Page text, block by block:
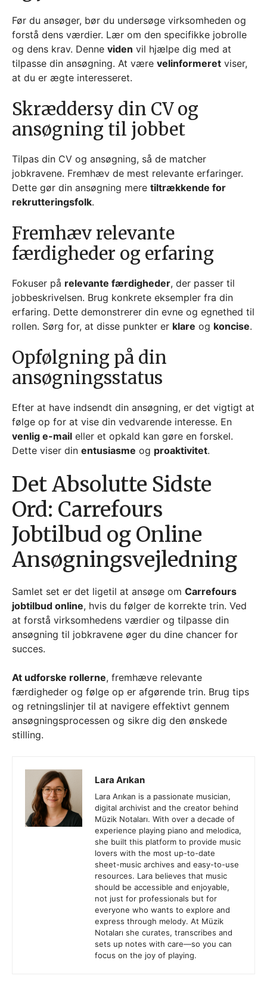
Før du ansøger, bør du undersøge virksomheden og
forstå dens værdier. Lær om den specifikke jobrolle
og dens krav. Denne viden vil hjælpe dig med at
tilpasse din ansøgning. At være velinformeret viser,
at du er ægte interesseret.
Skræddersy din CV og
ansøgning til jobbet
Tilpas din CV og ansøgning, så de matcher
jobkravene. Fremhæv de mest relevante erfaringer.
Dette gør din ansøgning mere tiltrækkende for
rekrutteringsfolk.
Fremhæv relevante
færdigheder og erfaring
Fokuser på relevante færdigheder, der passer til
jobbeskrivelsen. Brug konkrete eksempler fra din
erfaring. Dette demonstrerer din evne og egnethed til
rollen. Sørg for, at disse punkter er klare og koncise.
Opfølgning på din
ansøgningsstatus
Efter at have indsendt din ansøgning, er det vigtigt at
følge op for at vise din vedvarende interesse. En
venlig e-mail eller et opkald kan gøre en forskel.
Dette viser din entusiasme og proaktivitet.
Det Absolutte Sidste
Ord: Carrefours
Jobtilbud og Online
Ansøgningsvejledning
Samlet set er det ligetil at ansøge om Carrefours
jobtilbud online, hvis du følger de korrekte trin. Ved
at forstå virksomhedens værdier og tilpasse din
ansøgning til jobkravene øger du dine chancer for
succes.
At udforske rollerne, fremhæve relevante
færdigheder og følge op er afgørende trin. Brug tips
og retningslinjer til at navigere effektivt gennem
ansøgningsprocessen og sikre dig den ønskede
stilling.
Lara Arıkan
Lara Arıkan is a passionate musician,
digital archivist and the creator behind
Müzik Notaları. With over a decade of
experience playing piano and melodica,
she built this platform to provide music
lovers with the most up-to-date
sheet-music archives and easy-to-use
resources. Lara believes that music
should be accessible and enjoyable,
not just for professionals but for
everyone who wants to explore and
express through melody. At Müzik
Notaları she curates, transcribes and
sets up notes with care—so you can
focus on the joy of playing.